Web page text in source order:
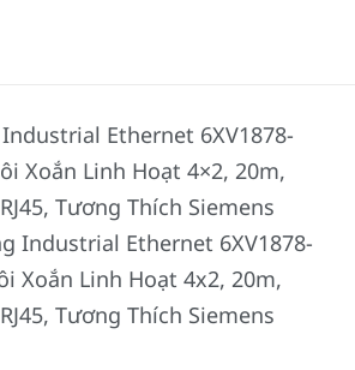
Ethernet 6XV1878-
Xoắn Linh Hoạt 4×2, 20m,
Tương Thích Siemens